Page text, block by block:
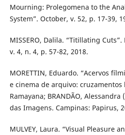
Mourning: Prolegomena to the
System”. October, v. 52, p. 17-39,
MISSERO, Dalila. “Titillating
v. 4, n. 4, p. 57-82, 2018.
MORETTIN, Eduardo. “Acervos
e cinema de arquivo: cruzamentos
Ramayana; BRANDÃO,
das Imagens. Campinas: Papirus,
MULVEY, Laura. “Visual Pleasure